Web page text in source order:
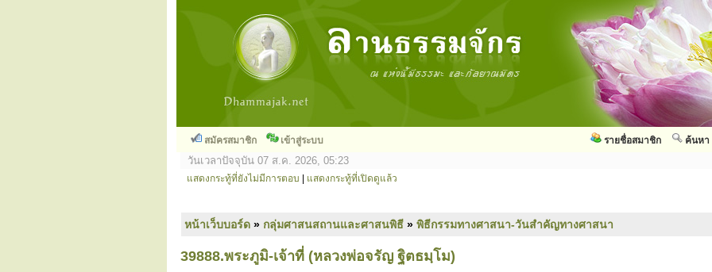
สมัครสมาชิก เข้าสู่ระบบ ค้นหา
รายชื่อสมาชิก
วันเวลาปัจจุบัน 07 ส.ค. 2026, 05:23
แสดงกระทู้ที่ยังไม่มีการตอบ แสดงกระทู้ที่เปิดดูแล้ว
หน้าเว็บบอร์ด » กลุ่มศาสนสถานและศาสนพิธี » พิธีกรรมทางศาสนา-วันสำคัญทางศาสนา
39888.พระภูมิ-เจ้าที่ (หลวงพ่อจรัญ ฐิตธมฺโม)